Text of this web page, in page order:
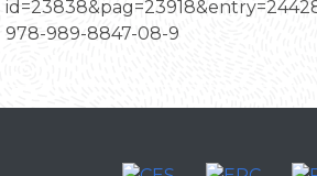
978-989-8847-08-9